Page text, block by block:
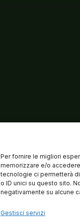
Per fornire le migliori
memorizzare e/o
tecnologie ci permetterà
o ID unici su questo sito.
negativamente su alcune
Gestisci servizi